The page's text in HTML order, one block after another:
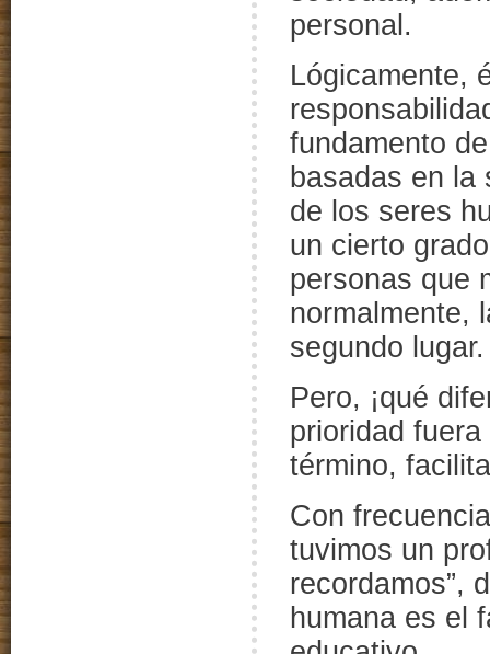
personal.
Lógicamente,
fundamento
basadas en la
de los seres
un cierto
personas que
normalmente,
segundo
Pero, ¡qué
prioridad
término,
Con
tuvimos un
recordamos”,
humana es el